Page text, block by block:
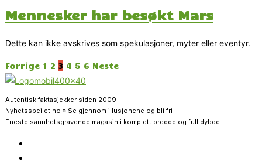
Mennesker har besøkt Mars
Dette kan ikke avskrives som spekulasjoner, myter eller eventyr.
Forrige 1 2 3 4 5 6 Neste
Autentisk faktasjekker siden 2009
Nyhetsspeilet.no » Se gjennom illusjonene og bli fri
Eneste sannhetsgravende magasin i komplett bredde og full dybde